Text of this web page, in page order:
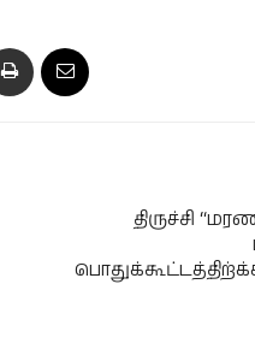
திருச்சி